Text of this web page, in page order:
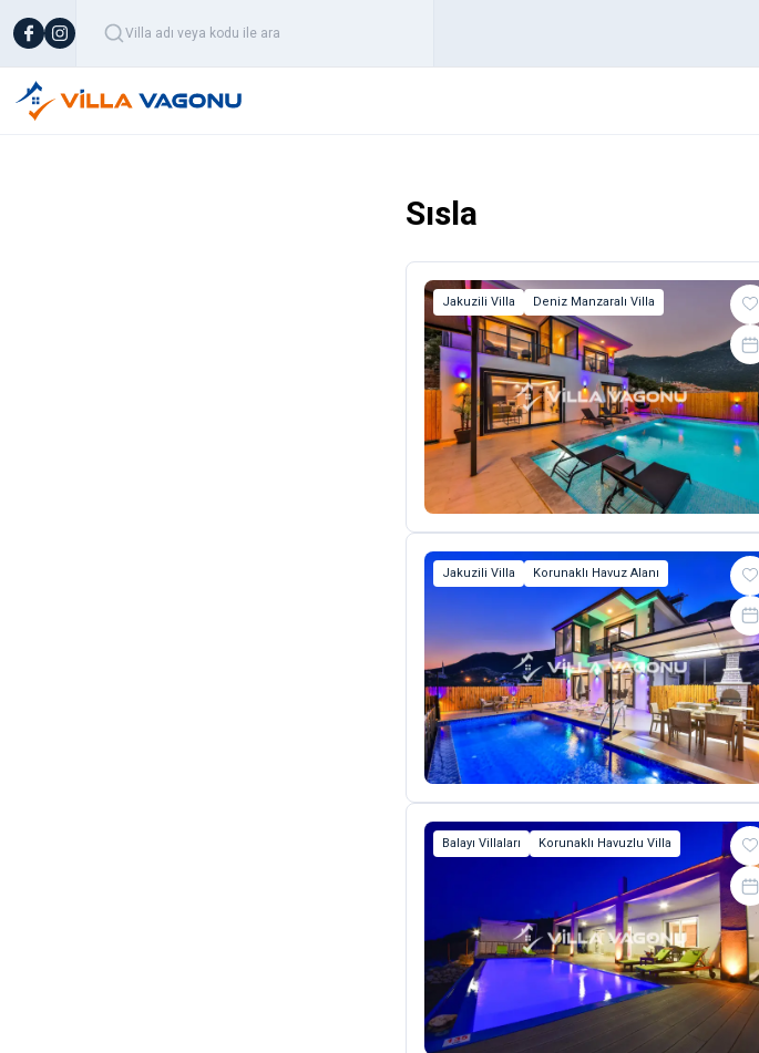
Sısla
Jakuzili Villa Deniz Manzaralı Villa
Jakuzili Villa Korunaklı Havuz Alanı
Balayı Villaları Korunaklı Havuzlu Villa